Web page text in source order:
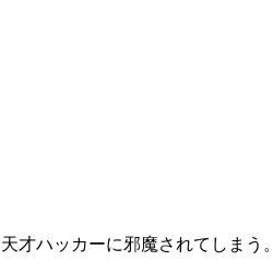
才ハッカーに邪魔されてしまう。